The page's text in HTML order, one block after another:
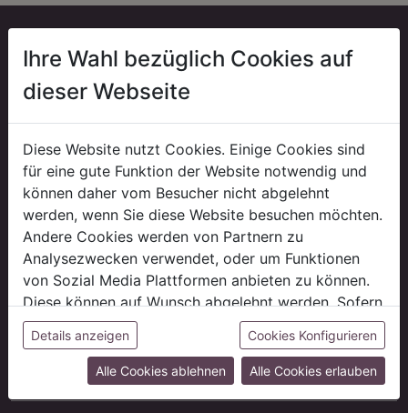
Mehr als ein Onlineshop
Als Floristengroßhandel und Dekogroßhandel bieten wir
eine riesige Auswahl an Dekobedarf, Floristenbedarf,
Wohnaccessoires und saisonalen Dekobedarf wie
Weihnachtsdeko an. Mit über 70 Jahren Branchenerfahrung
verfügen wir über ein hohes Maß an Fachkompetenz und
Stilbewußtsein. Dank unserer weltweiten Importtätigkeit
finden Sie in unserem Onlineshop eine einzigartige
Produktauswahl zu einem hervorragenden Preis-Leistungs-
Verhältnis. Gehen Sie auf Entdeckungsreise und stöbern
Sie in über 5000 ausgesuchten Online-Artikeln.
Firmenseite besuchen
Ihre Wahl bezüglich Cookies auf
dieser Webseite
Diese Website nutzt Cookies. Einige Cookies sind
für eine gute Funktion der Website notwendig und
können daher vom Besucher nicht abgelehnt
werden, wenn Sie diese Website besuchen möchten.
Andere Cookies werden von Partnern zu
Analysezwecken verwendet, oder um Funktionen
von Sozial Media Plattformen anbieten zu können.
Diese können auf Wunsch abgelehnt werden. Sofern
sie unsere Webseite weiter nutzen, geben Sie
Einwilligung zu unseren Cookies.
Details anzeigen Cookies Konfigurieren
Alle Cookies ablehnen Alle Cookies erlauben